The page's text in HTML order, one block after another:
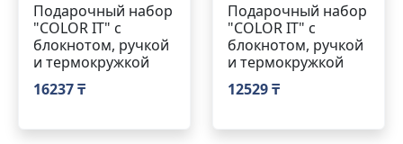
Подарочный набор
"COLOR IT" c
блокнотом, ручкой
и термокружкой
16237 ₸
Подарочный набор
"COLOR IT" c
блокнотом, ручкой
и термокружкой
12529 ₸